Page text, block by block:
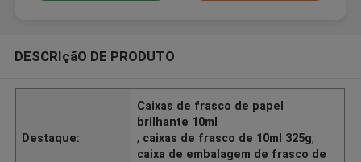
DESCRIçãO DE PRODUTO
Destaque:
Caixas de frasco de papel
brilhante 10ml
, caixas de frasco de 10ml 325g,
caixa de embalagem de frasco de